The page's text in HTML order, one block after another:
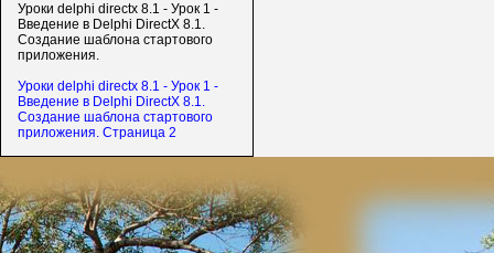
Уроки delphi directx 8.1 - Урок 1 -
Введение в Delphi DirectX 8.1.
Создание шаблона стартового
приложения.
Уроки delphi directx 8.1 - Урок 1 -
Введение в Delphi DirectX 8.1.
Создание шаблона стартового
приложения. Страница 2